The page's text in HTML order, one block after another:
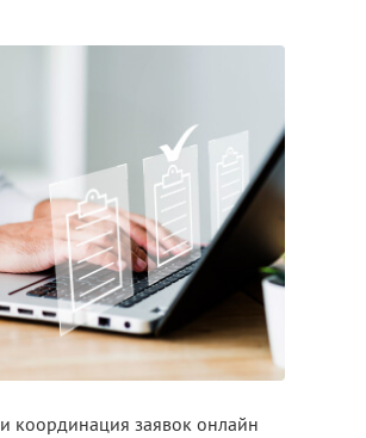
и координация заявок онлайн